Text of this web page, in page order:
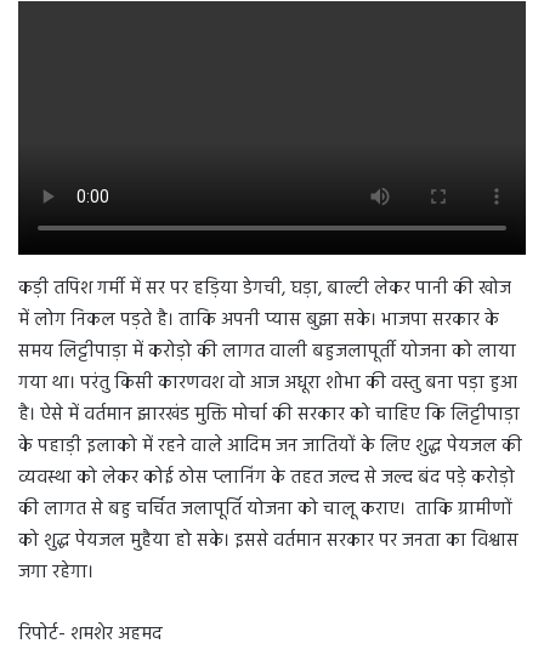
कड़ी तपिश गर्मी में सर पर हड़िया डेगची, घड़ा, बाल्टी लेकर पानी की खोज
में लोग निकल पड़ते है। ताकि अपनी प्यास बुझा सके। भाजपा सरकार के
समय लिट्टीपाड़ा में करोड़ो की लागत वाली बहुजलापूर्ती योजना को लाया
गया था। परंतु किसी कारणवश वो आज अधूरा शोभा की वस्तु बना पड़ा हुआ
है। ऐसे में वर्तमान झारखंड मुक्ति मोर्चा की सरकार को चाहिए कि लिट्टीपाड़ा
के पहाड़ी इलाको में रहने वाले आदिम जन जातियों के लिए शुद्ध पेयजल की
व्यवस्था को लेकर कोई ठोस प्लानिंग के तहत जल्द से जल्द बंद पड़े करोड़ो
की लागत से बहु चर्चित जलापूर्ति योजना को चालू कराए। ताकि ग्रामीणों
को शुद्ध पेयजल मुहैया हो सके। इससे वर्तमान सरकार पर जनता का विश्वास
जगा रहेगा।
रिपोर्ट- शमशेर अहमद